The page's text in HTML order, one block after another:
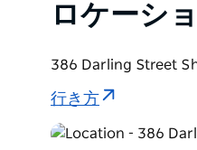
ロケーシ
386 Darling Street
行き方